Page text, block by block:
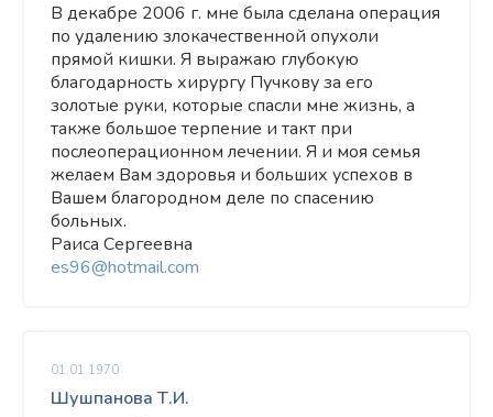
В декабре 2006 г. мне была сделана операция
по удалению злокачественной опухоли
прямой кишки. Я выражаю глубокую
благодарность хирургу Пучкову за его
золотые руки, которые спасли мне жизнь, а
также большое терпение и такт при
послеоперационном лечении. Я и моя семья
желаем Вам здоровья и больших успехов в
Вашем благородном деле по спасению
больных.
Раиса Сергеевна
es96@hotmail.com
01.01.1970
Шушпанова Т.И.